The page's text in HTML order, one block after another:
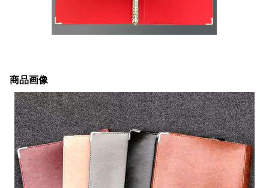
商品画像